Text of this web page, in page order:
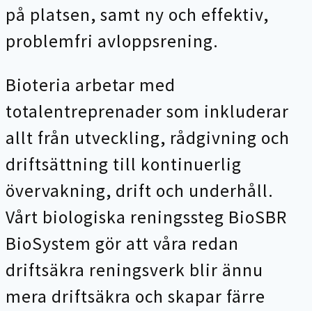
på platsen, samt ny och effektiv,
problemfri avloppsrening.
Bioteria arbetar med
totalentreprenader som inkluderar
allt från utveckling, rådgivning och
driftsättning till kontinuerlig
övervakning, drift och underhåll.
Vårt biologiska reningssteg BioSBR
BioSystem gör att våra redan
driftsäkra reningsverk blir ännu
mera driftsäkra och skapar färre